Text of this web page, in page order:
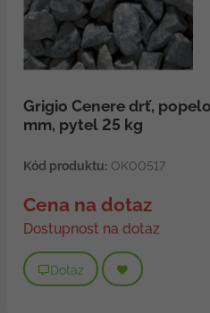
Grigio Cenere drť,
mm, pytel 25 kg
Kód produktu:OK00517
Cena na dotaz
Dostupnost na dotaz
Dotaz